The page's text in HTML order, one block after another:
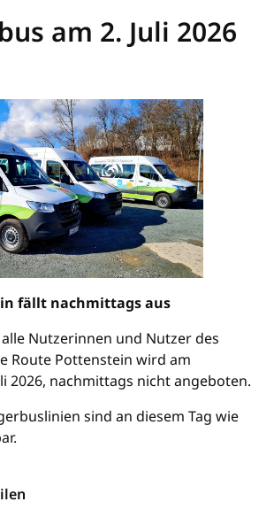
am 2. Juli 2026
fällt nachmittags aus
Nutzerinnen und Nutzer des
Route Pottenstein wird am
2026, nachmittags nicht angeboten.
sind an diesem Tag wie